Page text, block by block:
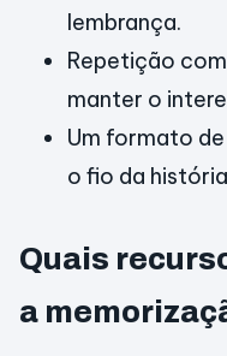
lembrança.
Repetição
manter o
Um formato
o fio da
Quais
a